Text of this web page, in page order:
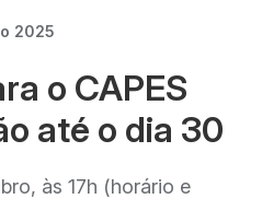
2025
o CAPES
até o dia 30
às 17h (horário e